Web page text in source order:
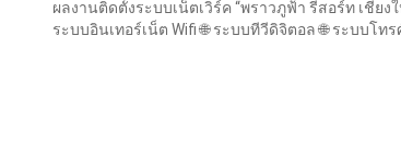
ผลงานติดตั้งระบบเน็ตเวิร์ค “พราวภูฟ้า รีสอร์ท เชียงใ
ระบบอินเทอร์เน็ต Wifi 🌐 ระบบทีวีดิจิตอล 🌐 ระบบโทรศัพท์สื่อสารภายในอาคาร 🌐 อุปกรณ์โทรศัพท์ใน